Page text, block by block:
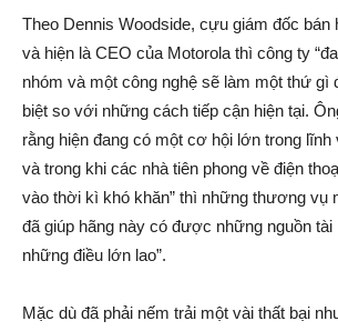
Theo Dennis Woodside, cựu giám đốc bán
và hiện là CEO của Motorola thì công ty
nhóm và một công nghệ sẽ làm một thứ gì
biệt so với những cách tiếp cận hiện tại.
rằng hiện đang có một cơ hội lớn trong
và trong khi các nhà tiên phong về điện
vào thời kì khó khăn” thì những thương vụ
đã giúp hãng này có được những nguồn tài
những điều lớn lao”.
Mặc dù đã phải nếm trải một vài thất bại